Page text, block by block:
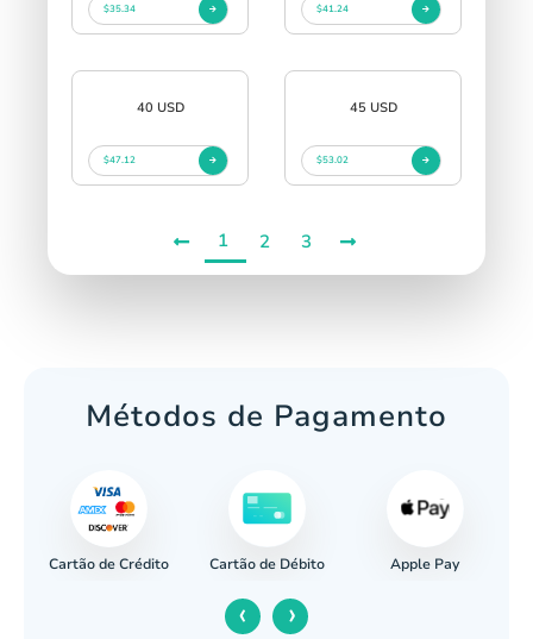
$35.34 $41.24
40 USD
$47.12
45 USD
$53.02
1 2 3
Métodos de Pagamento
Cartão de Crédito Cartão de Débito Apple Pay
‹ ›